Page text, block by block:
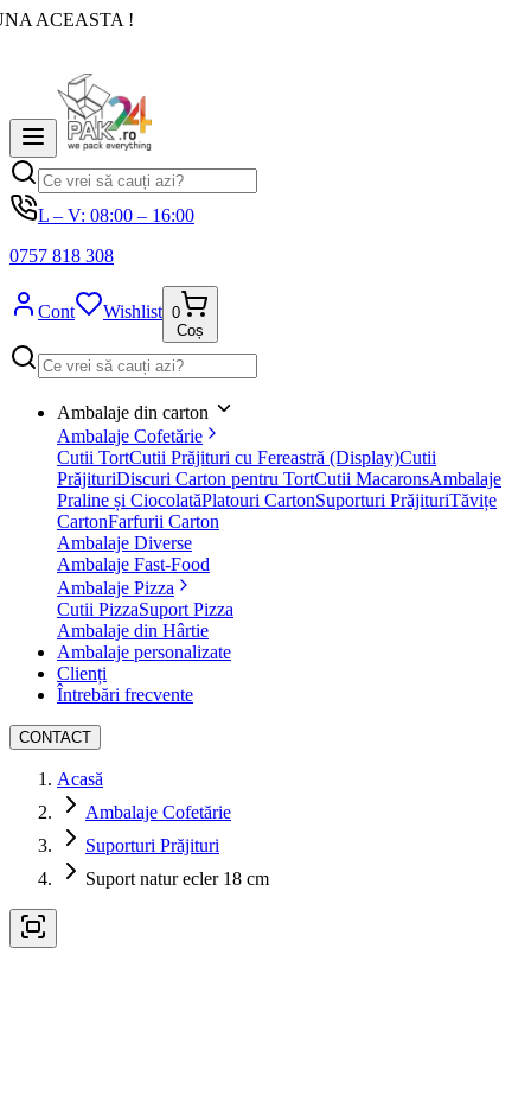
ACEASTA !
L – V: 08:00 – 16:00
0757 818 308
Cont Wishlist 0
Coș
Ambalaje din carton
Ambalaje Cofetărie
Cutii TortCutii Prăjituri cu Fereastră (Display)Cutii
PrăjituriDiscuri Carton pentru TortCutii MacaronsAmbalaje
Praline și CiocolatăPlatouri CartonSuporturi PrăjituriTăvițe
CartonFarfurii Carton
Ambalaje Diverse
Ambalaje Fast-Food
Ambalaje Pizza
Cutii PizzaSuport Pizza
Ambalaje din Hârtie
Ambalaje personalizate
Clienți
Întrebări frecvente
CONTACT
Acasă
Ambalaje Cofetărie
Suporturi Prăjituri
Suport natur ecler 18 cm